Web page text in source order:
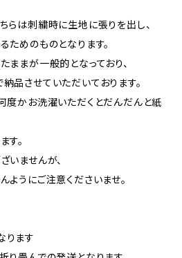
らは刺繍時に生地に張りを出し、
ためのものとなります。
ままが一般的となっており、
品させていただいております。
度かお洗濯いただくとだんだんと紙
す。
いませんが、
ようにご注意くださいませ。
ります